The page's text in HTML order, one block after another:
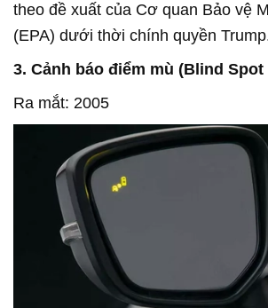
theo đề xuất của Cơ quan Bảo vệ
(EPA) dưới thời chính quyền
3. Cảnh báo điểm mù (Blind
Ra mắt: 2005